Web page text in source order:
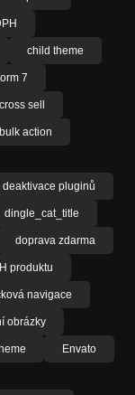
child theme
7
cross sell
action
deaktivace pluginů
dingle_cat_title
doprava zdarma
produktu
navigace
obrázky
Envato